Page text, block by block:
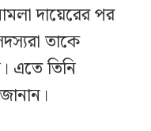
দায়েরের পর
তাকে
এতে তিনি